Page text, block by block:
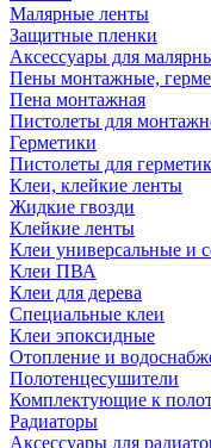
Малярные ленты
Защитные пленки
Аксессуары для
Пены монтажные,
Пена монтажная
Пистолеты для
Герметики
Пистолеты для
Клеи, клейкие ленты
Жидкие гвозди
Клейкие ленты
Клеи универсальные и
Клеи ПВА
Клеи для дерева
Специальные клеи
Клеи эпоксидные
Отопление и
Полотенцесушители
Комплектующие к
Радиаторы
Аксессуары для